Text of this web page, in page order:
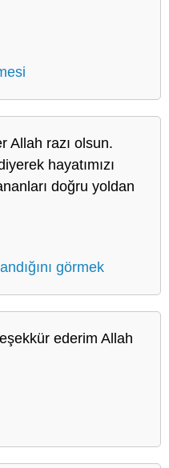
Allah razı olsun.
hayatımızı
doğru yoldan
görmek
ederim Allah